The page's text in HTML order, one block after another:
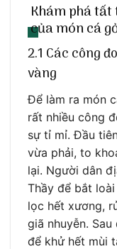
Khám phá
của món cá
2.1 Các công
vàng
Để làm ra món
rất nhiều công
sự tỉ mỉ. Đầu
vừa phải, to
lại. Người dân
Thầy để bắt
lọc hết xương,
giã nhuyễn.
để khử hết mùi